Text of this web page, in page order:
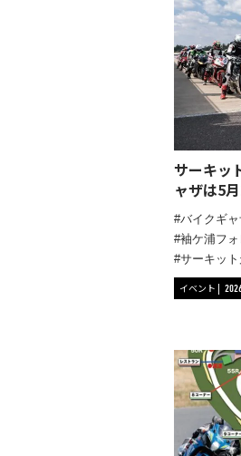
サーキッ
ャザは5
バイクギ
袖ケ浦フ
サーキッ
イベント